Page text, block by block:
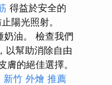
得益於安全的
陽光照射。
奶油。 檢查我們
以幫助消除自由
的絕佳選擇。
新竹 外燴 推薦